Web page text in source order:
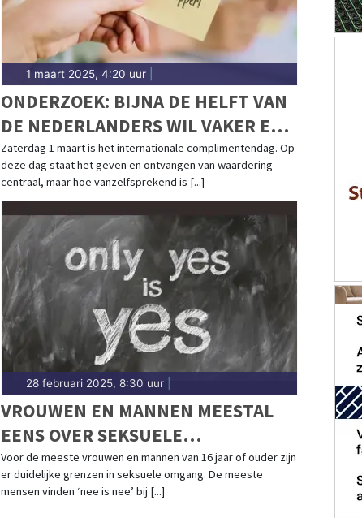
1 maart 2025, 4:20 uur|
ONDERZOEK: BIJNA DE HELFT VAN
DE NEDERLANDERS WIL VAKER EEN
COMPLIMENT GEVEN
Zaterdag 1 maart is het internationale complimentendag. Op
deze dag staat het geven en ontvangen van waardering
centraal, maar hoe vanzelfsprekend is [...]
28 februari 2025, 8:30 uur|
VROUWEN EN MANNEN MEESTAL
EENS OVER SEKSUELE
OMGANGSVORMEN
Voor de meeste vrouwen en mannen van 16 jaar of ouder zijn
er duidelijke grenzen in seksuele omgang. De meeste
mensen vinden ‘nee is nee’ bij [...]